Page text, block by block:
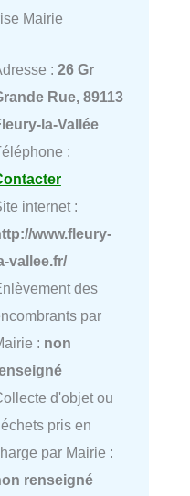
Mairie
: 26 Gr
Rue, 89113
la-Vallée
:
internet :
www.fleury-
vallee.fr/
des
par
: non
d'objet ou
pris en
par Mairie :
renseigné